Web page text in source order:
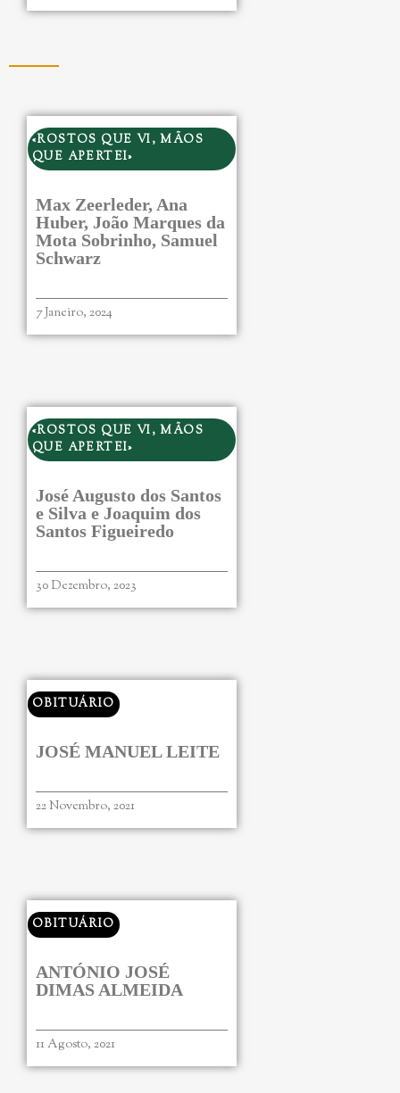
«ROSTOS QUE VI, MÃOS
QUE APERTEI»
Max Zeerleder, Ana
Huber, João Marques da
Mota Sobrinho, Samuel
Schwarz
7 Janeiro, 2024
«ROSTOS QUE VI, MÃOS
QUE APERTEI»
José Augusto dos Santos
e Silva e Joaquim dos
Santos Figueiredo
30 Dezembro, 2023
OBITUÁRIO
JOSÉ MANUEL LEITE
22 Novembro, 2021
OBITUÁRIO
ANTÓNIO JOSÉ
DIMAS ALMEIDA
11 Agosto, 2021